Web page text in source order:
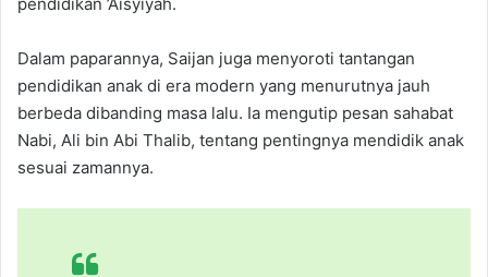
pendidikan ’Aisyiyah.
Dalam paparannya, Saijan juga menyoroti tantangan
pendidikan anak di era modern yang menurutnya jauh
berbeda dibanding masa lalu. Ia mengutip pesan sahabat
Nabi, Ali bin Abi Thalib, tentang pentingnya mendidik anak
sesuai zamannya.